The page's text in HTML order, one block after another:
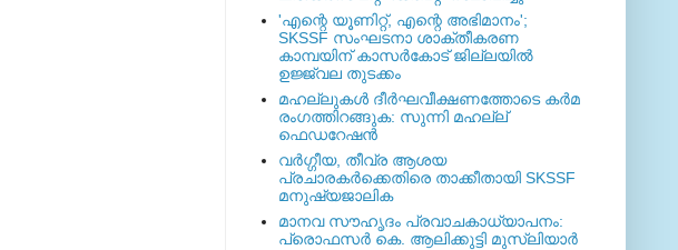
'എന്റെ യൂണിറ്റ്, എന്റെ അഭിമാനം';
SKSSF സംഘടനാ ശാക്തീകരണ
കാമ്പയിന് കാസര്‍കോട് ജില്ലയില്‍
ഉജ്ജ്വല തുടക്കം
മഹല്ലുകള്‍ ദീര്‍ഘവീക്ഷണത്തോടെ കര്‍മ
രംഗത്തിറങ്ങുക: സുന്നി മഹല്ല്
ഫെഡറേഷന്‍
വര്‍ഗ്ഗീയ, തീവ്ര ആശയ
പ്രചാരകര്‍ക്കെതിരെ താക്കീതായി SKSSF
മനുഷ്യജാലിക
മാനവ സൗഹൃദം പ്രവാചകാധ്യാപനം:
പ്രൊഫസർ കെ. ആലിക്കുട്ടി മുസ്ലിയാർ